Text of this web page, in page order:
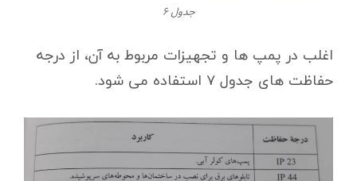
جدول ۶
اغلب در پمپ ها و تجهیزات مربوط به آن، از درجه
حفاظت های جدول ۷ استفاده می شود.